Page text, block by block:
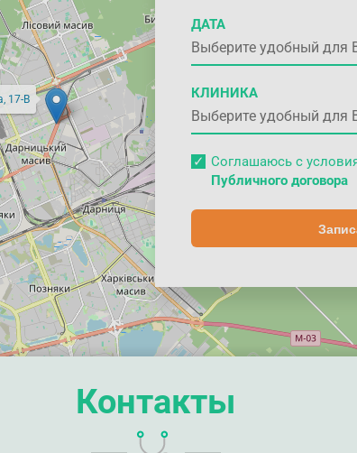
ДАТА
КЛИНИКА
Соглашаюсь с
Публичного договора
17-В
Контакты